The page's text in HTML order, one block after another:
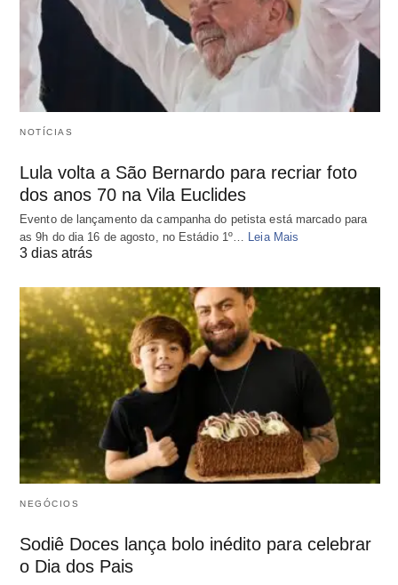
NOTÍCIAS
Lula volta a São Bernardo para recriar foto
dos anos 70 na Vila Euclides
Evento de lançamento da campanha do petista está marcado para
as 9h do dia 16 de agosto, no Estádio 1º… Leia Mais
3 dias atrás
NEGÓCIOS
Sodiê Doces lança bolo inédito para celebrar
o Dia dos Pais